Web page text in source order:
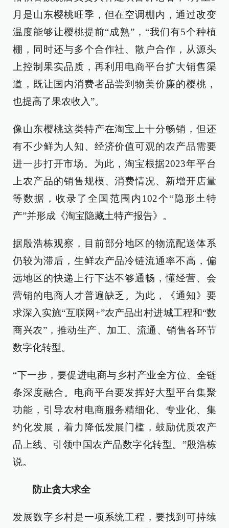
月是山东樱桃旺季，但在空调棚内，通过改变
温度能够让樱桃提前“成熟”，“我们有5个种植
棚，同时还与多个合作社、散户合作，从源头
上控制果实品质，再利用电商平台扩大销售渠
道，既让国内消费者品尝到物美价廉的樱桃，
也提高了果农收入”。
像山东樱桃这类特产在淘宝上十分畅销，但还
有不少鲜为人知、经济价值可观的农产品需要
进一步打开市场。为此，淘宝根据2023年平台
上农产品的销售规模、消费情况、新增开店量
等数据，收录了全国范围内102个“隐形土特
产”并形成《淘宝隐藏土特产报告》。
据殷浩栋观察，目前部分地区的物流配送体系
仍较为滞后，生鲜农产品冷链流通率不高，偏
远地区的快递上行下达不够通畅，懂经营、会
营销的电商人才普遍缺乏。为此，《通知》要
求深入实施“互联网+”农产品出村进城工程和“数
商兴农”，推动生产、加工、流通、销售各环节
数字化转型。
“下一步，要促进电商与乡村产业全方位、全链
条深度融合。电商平台要发挥好大型平台集聚
功能，引导农村电商服务精细化、专业化、集
约化发展，着力降低发展门槛，鼓励优质农产
品上线、引领中国农产品数字化转型。”殷浩栋
说。
防止贪大求全
发展数字乡村是一项系统工程，要找到可持续